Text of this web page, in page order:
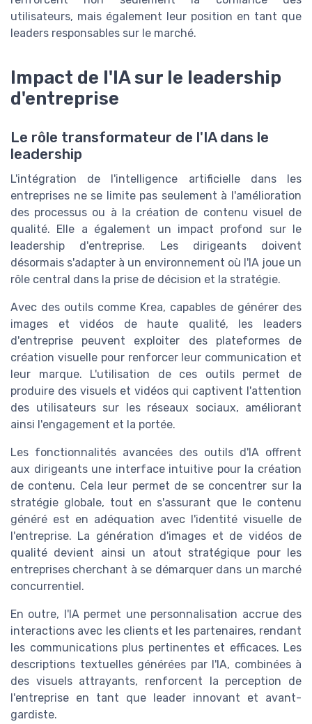
utilisateurs, mais également leur position en tant que
leaders responsables sur le marché.
Impact de l'IA sur le leadership
d'entreprise
Le rôle transformateur de l'IA dans le
leadership
L'intégration de l'intelligence artificielle dans les
entreprises ne se limite pas seulement à l'amélioration
des processus ou à la création de contenu visuel de
qualité. Elle a également un impact profond sur le
leadership d'entreprise. Les dirigeants doivent
désormais s'adapter à un environnement où l'IA joue un
rôle central dans la prise de décision et la stratégie.
Avec des outils comme Krea, capables de générer des
images et vidéos de haute qualité, les leaders
d'entreprise peuvent exploiter des plateformes de
création visuelle pour renforcer leur communication et
leur marque. L'utilisation de ces outils permet de
produire des visuels et vidéos qui captivent l'attention
des utilisateurs sur les réseaux sociaux, améliorant
ainsi l'engagement et la portée.
Les fonctionnalités avancées des outils d'IA offrent
aux dirigeants une interface intuitive pour la création
de contenu. Cela leur permet de se concentrer sur la
stratégie globale, tout en s'assurant que le contenu
généré est en adéquation avec l'identité visuelle de
l'entreprise. La génération d'images et de vidéos de
qualité devient ainsi un atout stratégique pour les
entreprises cherchant à se démarquer dans un marché
concurrentiel.
En outre, l'IA permet une personnalisation accrue des
interactions avec les clients et les partenaires, rendant
les communications plus pertinentes et efficaces. Les
descriptions textuelles générées par l'IA, combinées à
des visuels attrayants, renforcent la perception de
l'entreprise en tant que leader innovant et avant-
gardiste.